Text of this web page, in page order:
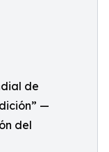
de
—
del